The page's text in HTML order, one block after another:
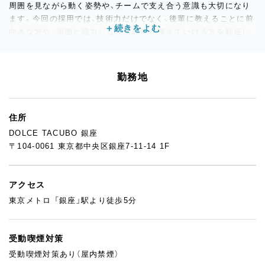
周囲を見ながら動く姿勢や、チームで支え合う意識も大切になり
ます。今回の採用では、技術力だけでなく、後輩に教えることに前
向きな方や、周囲と協力しながら現場を整えていける方を歓迎し
勤務地
住所
DOLCE TACUBO 銀座
〒104-0061 東京都中央区銀座7-11-14 1F
アクセス
東京メトロ 「銀座」駅より徒歩5分
受動喫煙対策
受動喫煙対策あり（屋内禁煙）